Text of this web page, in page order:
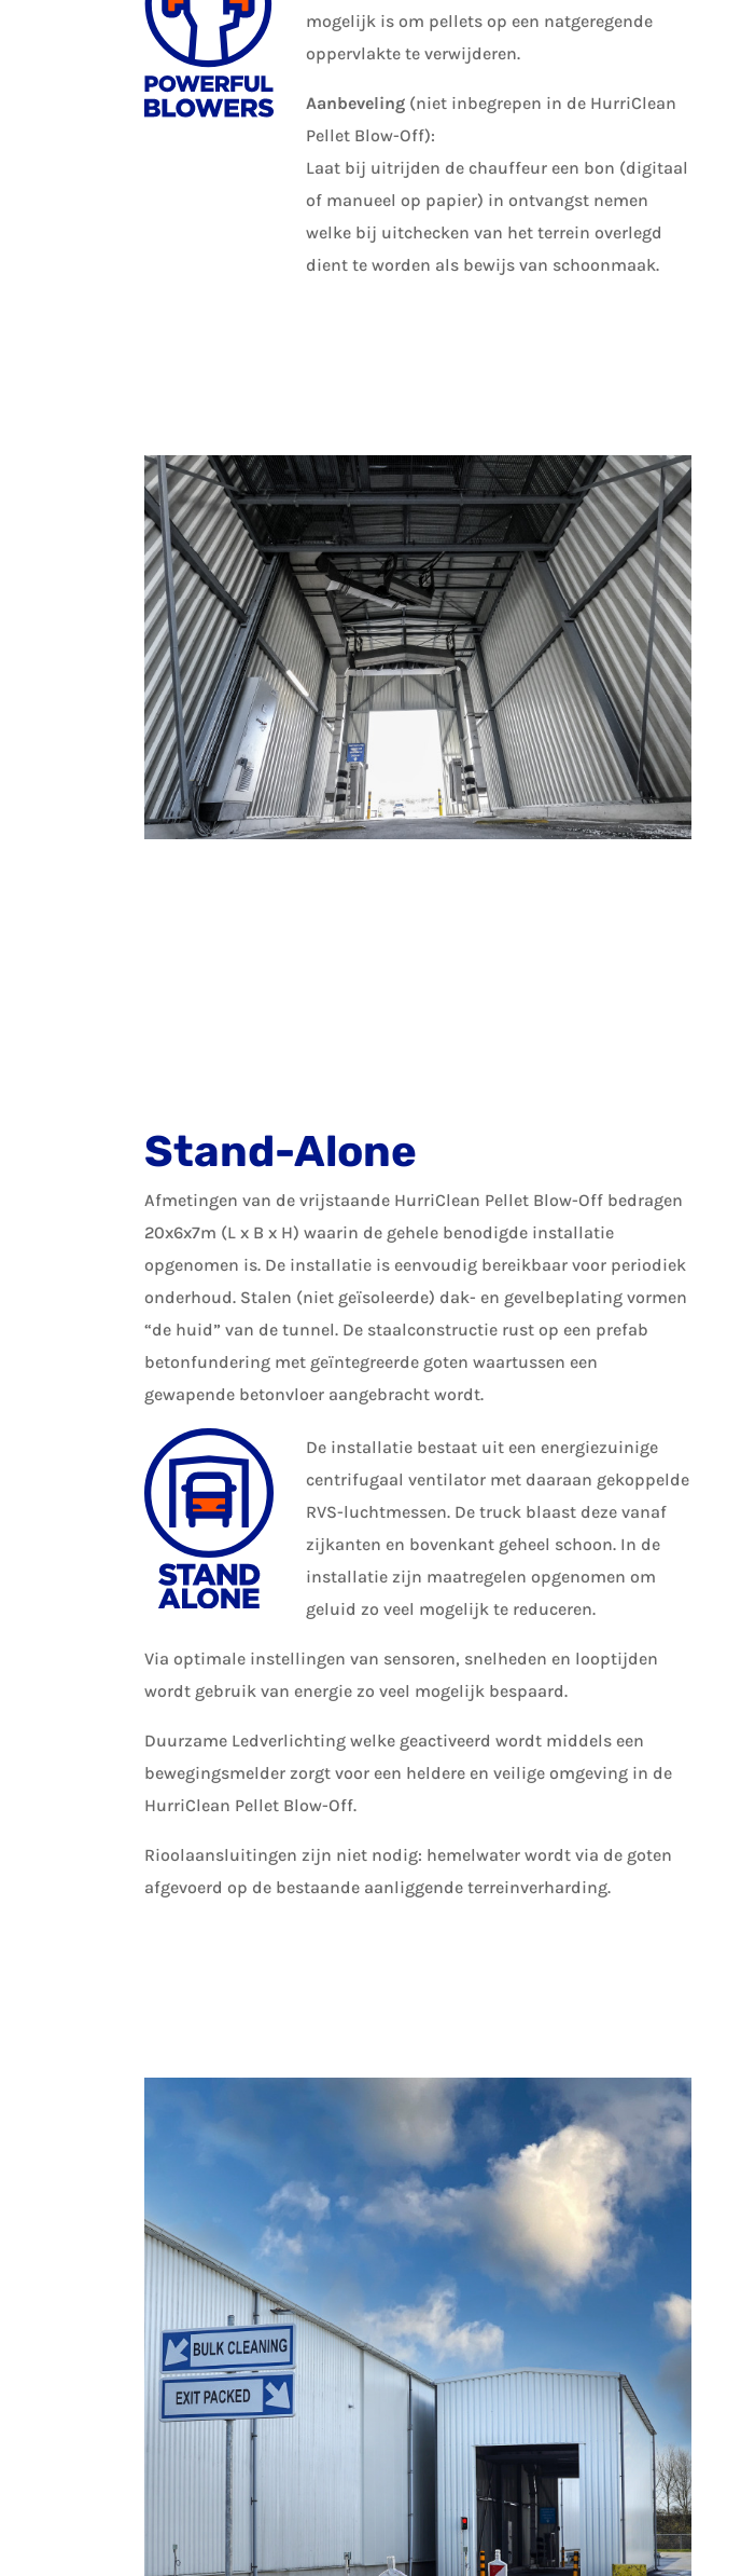
mogelijk is om pellets op een natgeregende
oppervlakte te verwijderen.
Aanbeveling (niet inbegrepen in de HurriClean
Pellet Blow-Off):
Laat bij uitrijden de chauffeur een bon (digitaal
of manueel op papier) in ontvangst nemen
welke bij uitchecken van het terrein overlegd
dient te worden als bewijs van schoonmaak.
Stand-Alone
Afmetingen van de vrijstaande HurriClean Pellet Blow-Off bedragen
20x6x7m (L x B x H) waarin de gehele benodigde installatie
opgenomen is. De installatie is eenvoudig bereikbaar voor periodiek
onderhoud. Stalen (niet geïsoleerde) dak- en gevelbeplating vormen
“de huid” van de tunnel. De staalconstructie rust op een prefab
betonfundering met geïntegreerde goten waartussen een
gewapende betonvloer aangebracht wordt.
De installatie bestaat uit een energiezuinige
centrifugaal ventilator met daaraan gekoppelde
RVS-luchtmessen. De truck blaast deze vanaf
zijkanten en bovenkant geheel schoon. In de
installatie zijn maatregelen opgenomen om
geluid zo veel mogelijk te reduceren.
Via optimale instellingen van sensoren, snelheden en looptijden
wordt gebruik van energie zo veel mogelijk bespaard.
Duurzame Ledverlichting welke geactiveerd wordt middels een
bewegingsmelder zorgt voor een heldere en veilige omgeving in de
HurriClean Pellet Blow-Off.
Rioolaansluitingen zijn niet nodig: hemelwater wordt via de goten
afgevoerd op de bestaande aanliggende terreinverharding.